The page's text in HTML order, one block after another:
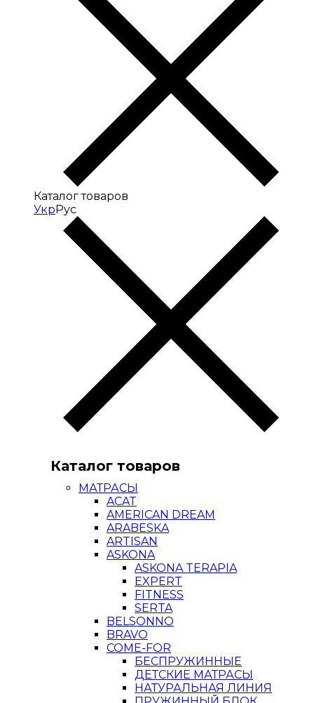
Каталог товаров
УкрРус
Каталог товаров
МАТРАСЫ
ACAT
AMERICAN DREAM
ARABESKA
ARTISAN
ASKONA
ASKONA TERAPIA
EXPERT
FITNESS
SERTA
BELSONNO
BRAVO
COME-FOR
БЕСПРУЖИННЫЕ
ДЕТСКИЕ МАТРАСЫ
НАТУРАЛЬНАЯ ЛИНИЯ